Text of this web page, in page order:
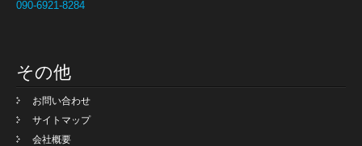
090-6921-8284
その他
お問い合わせ
サイトマップ
会社概要